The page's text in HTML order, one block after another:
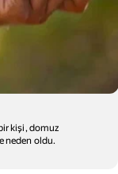
kişi, domuz
neden oldu.